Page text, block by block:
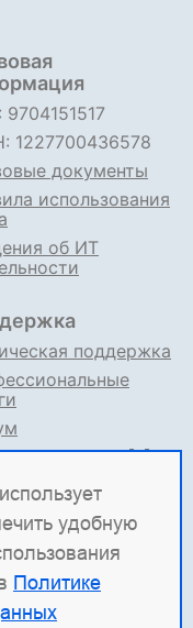
использует
удобную
Политике
1227700436578
документы
использования
об ИТ
поддержка
в TG
— российская
решения для
наших